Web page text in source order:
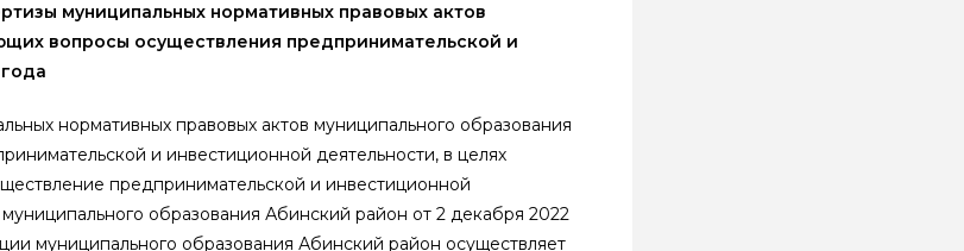
муниципальных нормативных правовых актов
вопросы осуществления предпринимательской и
нормативных правовых актов муниципального образования
и инвестиционной деятельности, в целях
предпринимательской и инвестиционной
образования Абинский район от 2 декабря 2022
муниципального образования Абинский район осуществляет